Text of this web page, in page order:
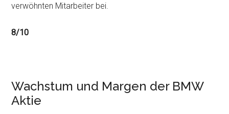
verwöhnten Mitarbeiter bei.
8/10
Wachstum und Margen der BMW
Aktie